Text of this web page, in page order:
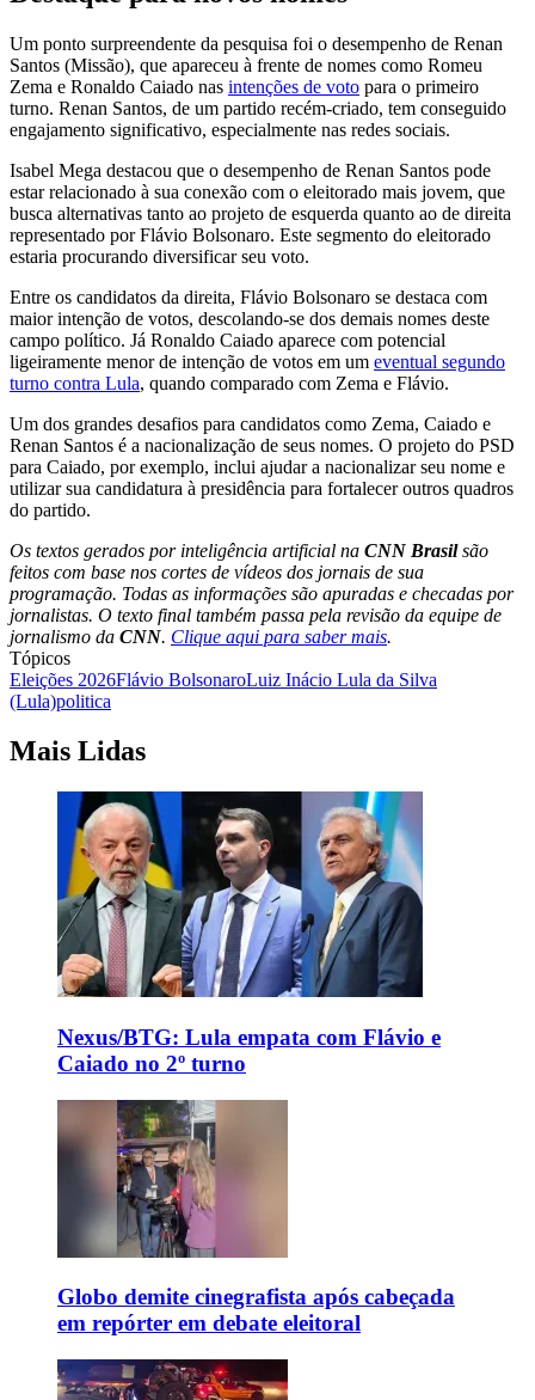
Um ponto surpreendente da pesquisa foi o desempenho de Renan
Santos (Missão), que apareceu à frente de nomes como Romeu
Zema e Ronaldo Caiado nas intenções de voto para o primeiro
turno. Renan Santos, de um partido recém-criado, tem conseguido
engajamento significativo, especialmente nas redes sociais.
Isabel Mega destacou que o desempenho de Renan Santos pode
estar relacionado à sua conexão com o eleitorado mais jovem, que
busca alternativas tanto ao projeto de esquerda quanto ao de direita
representado por Flávio Bolsonaro. Este segmento do eleitorado
estaria procurando diversificar seu voto.
Entre os candidatos da direita, Flávio Bolsonaro se destaca com
maior intenção de votos, descolando-se dos demais nomes deste
campo político. Já Ronaldo Caiado aparece com potencial
ligeiramente menor de intenção de votos em um eventual segundo
turno contra Lula, quando comparado com Zema e Flávio.
Um dos grandes desafios para candidatos como Zema, Caiado e
Renan Santos é a nacionalização de seus nomes. O projeto do PSD
para Caiado, por exemplo, inclui ajudar a nacionalizar seu nome e
utilizar sua candidatura à presidência para fortalecer outros quadros
do partido.
Os textos gerados por inteligência artificial na CNN Brasilsão
feitos com base nos cortes de vídeos dos jornais de sua
programação. Todas as informações são apuradas e checadas por
jornalistas. O texto final também passa pela revisão da equipe de
jornalismo da CNN. Clique aqui para saber mais.
Tópicos
Eleições 2026Flávio BolsonaroLuiz Inácio Lula da Silva
(Lula)politica
Mais Lidas
Nexus/BTG: Lula empata com Flávio e
Caiado no 2º turno
Globo demite cinegrafista após cabeçada
em repórter em debate eleitoral